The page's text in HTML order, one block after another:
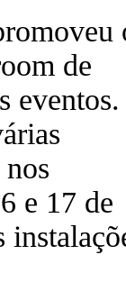
de
e 17 de